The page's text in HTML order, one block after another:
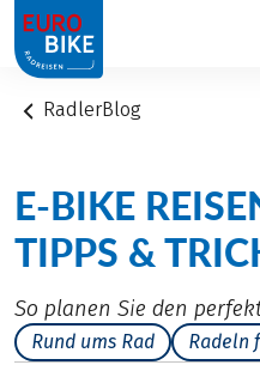
1
RadlerBlog
E-BIKE
TIPPS &
So planen Sie den
Rund ums Rad Radeln